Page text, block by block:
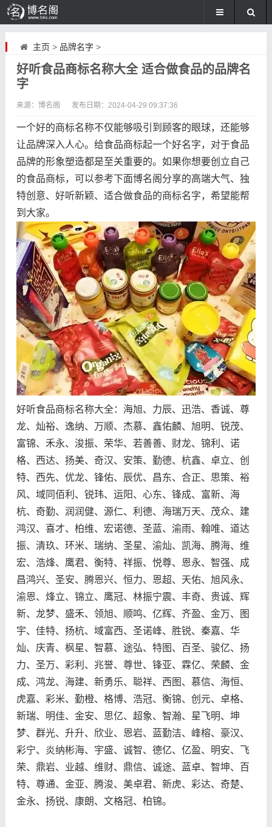
主页 > 品牌名字 >
好听食品商标名称大全 适合做食品的品牌名
字
来源：博名阁 发布日期： 2024-04-29 09:37:36
一个好的商标名称不仅能够吸引到顾客的眼球，还能够
让品牌深入人心。给食品商标起一个好名字，对于食品
品牌的形象塑造都是至关重要的。如果你想要创立自己
的食品商标，可以参考下面博名阁分享的高端大气、独
特创意、好听新颖、适合做食品的商标名字，希望能帮
到大家。
好听食品商标名称大全：海旭、力辰、迅浩、香诚、尊
龙、灿裕、逸纳、万顺、杰慕、鑫佑麟、旭明、锐茂、
富锦、禾永、浚振、荣华、若善善、财龙、锦利、诺
格、西达、扬美、奇汉、安策、勤德、杭鑫、卓立、创
特、西先、优龙、锋佑、辰优、昌东、合正、思策、裕
风、域同佰利、锐玮、运阳、心东、锋成、富新、海
杭、奇勤、润润健、源仁、利德、海瑞万天、茂众、建
鸿汉、喜才、柏维、宏诺德、圣蓝、渝雨、翰唯、道达
振、清玖、环米、瑞纳、圣星、渝灿、凯海、腾海、维
宏、浩烽、鹰君、衡特、祥振、悦尊、恩永、智强、成
昌鸿兴、圣安、腾恩兴、恒力、恩超、天佑、旭风永、
渝恩、烽立、锦立、鹰冠、林振宁震、丰奇、贵诚、辉
新、龙梦、盛禾、领旭、顺鸣、亿辉、齐盈、金万、图
宇、佳特、扬杭、域富西、圣诺峰、胜锐、秦嘉、华
灿、庆青、枫星、智慕、途弘、特图、百圣、骏亿、扬
力、圣万、彩利、兆誉、尊世、锋亚、霖亿、荣麟、金
成、鸿龙、海建、新勇乐、聪祥、西图、慕信、海恒、
虎嘉、彩米、勤橙、格博、浩冠、衡锦、创元、卓格、
新瑞、明佳、金安、思亿、超象、智瀚、星飞明、坤
梦、群光、升升、欣业、恩岩、蓝勤洁、峰榕、豪汉、
彩宁、炎纳彬海、宇盛、诚智、德亿、亿盈、明安、飞
荣、鼎岩、业越、维财、鼎信、诚途、蓝卓、智坤、百
特、尊通、金亚、腾浚、美卓君、新虎、彩达、奇楚、
金永、扬锐、康朗、文格冠、柏锦。